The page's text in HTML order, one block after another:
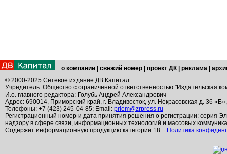
о компании свежий номер проект ДК реклама
© 2000-2025 Сетевое издание ДВ Капитал
Учредитель: Общество с ограниченной ответственностью "Издательская
И.о. главного редактора: Голубь Андрей Александрович
Адрес: 690014, Приморский край, г. Владивосток, ул. Некрасовская д. 36
Телефоны: +7 (423) 245-04-85; Email: priem@zrpress.ru
Регистрационный номер и дата принятия решения о регистрации: серия
надзору в сфере связи, информационных технологий и массовых
Содержит информационную продукцию категории 18+. Политика